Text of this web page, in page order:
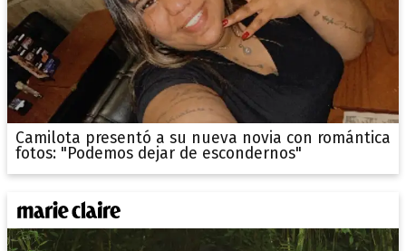
Camilota presentó a su nueva novia con romántica
fotos: "Podemos dejar de escondernos"